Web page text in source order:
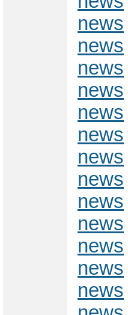
news
news
news
news
news
news
news
news
news
news
news
news
news